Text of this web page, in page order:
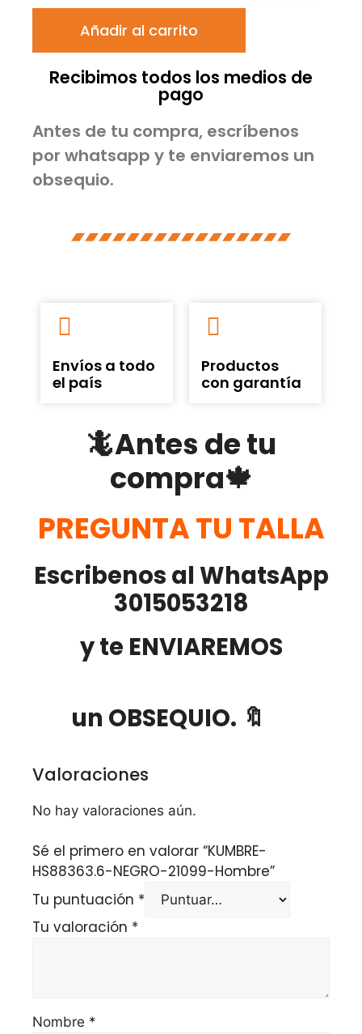
Añadir al carrito
Recibimos todos los medios de
pago
Antes de tu compra, escríbenos
por whatsapp y te enviaremos un
obsequio.
Envíos a todo
el país
Productos
con garantía
🦎Antes de tu
compra🍁
PREGUNTA TU TALLA
Escribenos al WhatsApp
3015053218
y te ENVIAREMOS
un OBSEQUIO. 🔖
Valoraciones
No hay valoraciones aún.
Sé el primero en valorar “KUMBRE-
HS88363.6-NEGRO-21099-Hombre”
Tu puntuación *
Tu valoración *
Nombre *